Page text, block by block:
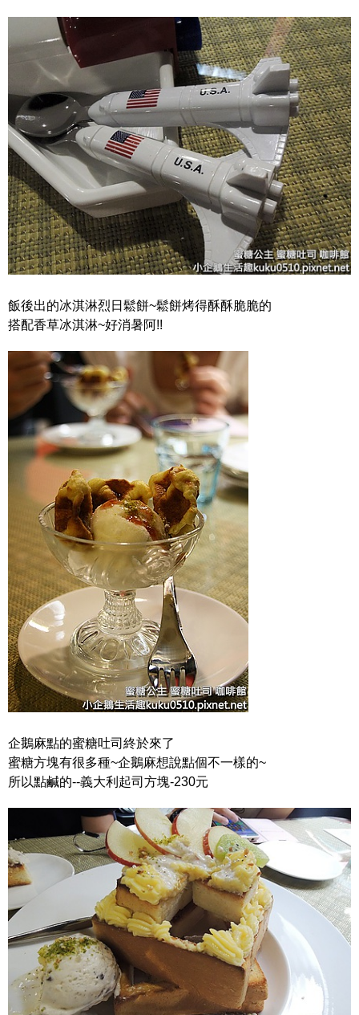
飯後出的冰淇淋烈日鬆餅~鬆餅烤得酥酥脆脆的
搭配香草冰淇淋~好消暑阿!!
企鵝麻點的蜜糖吐司終於來了
蜜糖方塊有很多種~企鵝麻想說點個不一樣的~
所以點鹹的--義大利起司方塊-230元